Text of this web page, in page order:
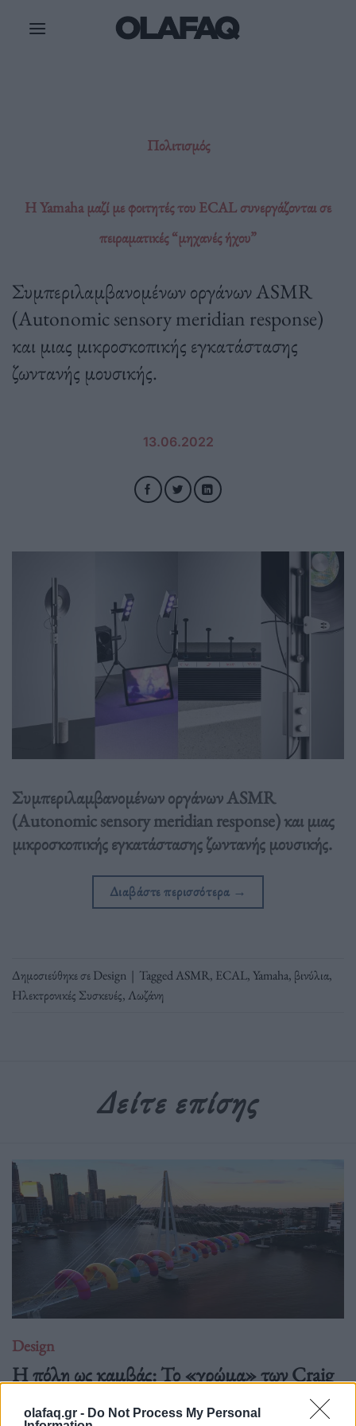
olafaq.gr - Do Not Process My Personal
Πολιτισμός
Η Yamaha μαζί με φοιτητές του ECAL συνεργάζονται σε
πειραματικές “μηχανές ήχου”
Συμπεριλαμβανομένων οργάνων ASMR
(Autonomic sensory meridian response)
και μιας μικροσκοπικής εγκατάστασης
ζωντανής μουσικής.
13.06.2022
Συμπεριλαμβανομένων οργάνων ASMR
(Autonomic sensory meridian response) και μιας
μικροσκοπικής εγκατάστασης ζωντανής μουσικής.
Διαβάστε περισσότερα →
Δημοσιεύθηκε σεDesign | TaggedASMR, ECAL,Yamaha, βινύλια,
Ηλεκτρονικές Συσκευές,Λωζάνη
Δείτε επίσης
Design
Η πόλη ως καμβάς: Το «χρώμα» των Craig